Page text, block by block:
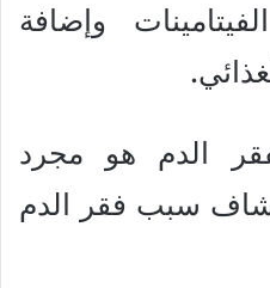
وإضافة
الدم هو مجرد
سبب فقر الدم